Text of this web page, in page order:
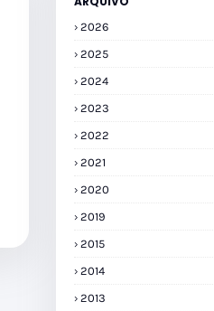
2026
2025
2024
2023
2022
2021
2020
2019
2015
2014
2013